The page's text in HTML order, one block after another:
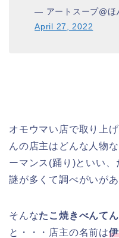
— アートスープ@
April 27, 2022
オモウマい店で取り上
んの店主はどんな人物
ーマンス(踊り)といい、
謎が多くて調べがいがあ
そんなたこ焼きべんて
と・・・店主の名前は